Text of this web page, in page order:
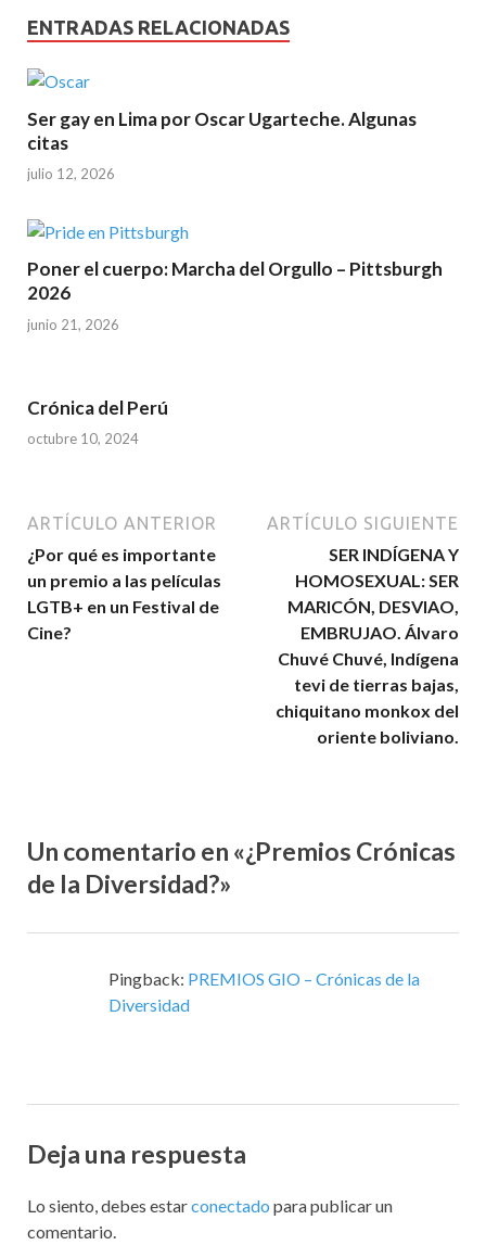
ENTRADAS RELACIONADAS
Ser gay en Lima por Oscar Ugarteche. Algunas
citas
julio 12, 2026
Poner el cuerpo: Marcha del Orgullo – Pittsburgh
2026
junio 21, 2026
Crónica del Perú
octubre 10, 2024
ARTÍCULO ANTERIOR
¿Por qué es importante
un premio a las películas
LGTB+ en un Festival de
Cine?
ARTÍCULO SIGUIENTE
SER INDÍGENA Y
HOMOSEXUAL: SER
MARICÓN, DESVIAO,
EMBRUJAO. Álvaro
Chuvé Chuvé, Indígena
tevi de tierras bajas,
chiquitano monkox del
oriente boliviano.
Un comentario en «¿Premios Crónicas
de la Diversidad?»
Pingback: PREMIOS GIO – Crónicas de la
Diversidad
Deja una respuesta
Lo siento, debes estarconectado para publicar un
comentario.